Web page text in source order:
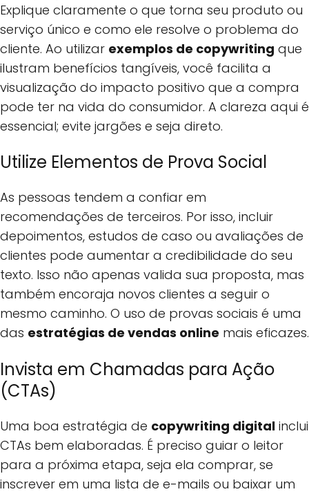
Explique claramente o que torna seu produto ou
serviço único e como ele resolve o problema do
cliente. Ao utilizar exemplos de copywriting que
ilustram benefícios tangíveis, você facilita a
visualização do impacto positivo que a compra
pode ter na vida do consumidor. A clareza aqui é
essencial; evite jargões e seja direto.
Utilize Elementos de Prova Social
As pessoas tendem a confiar em
recomendações de terceiros. Por isso, incluir
depoimentos, estudos de caso ou avaliações de
clientes pode aumentar a credibilidade do seu
texto. Isso não apenas valida sua proposta, mas
também encoraja novos clientes a seguir o
mesmo caminho. O uso de provas sociais é uma
das estratégias de vendas online mais eficazes.
Invista em Chamadas para Ação
(CTAs)
Uma boa estratégia de copywriting digital inclui
CTAs bem elaboradas. É preciso guiar o leitor
para a próxima etapa, seja ela comprar, se
inscrever em uma lista de e-mails ou baixar um